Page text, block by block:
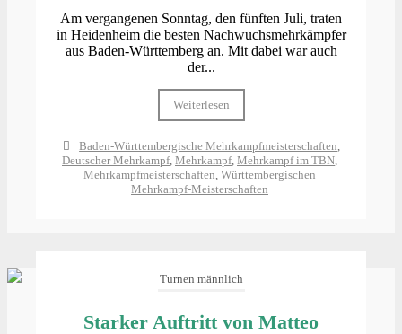
Am vergangenen Sonntag, den fünften Juli, traten
in Heidenheim die besten Nachwuchsmehrkämpfer
aus Baden‑Württemberg an. Mit dabei war auch
der...
Weiterlesen
Baden-Württembergische Mehrkampfmeisterschaften
Deutscher Mehrkampf, Mehrkampf, Mehrkampf im TBN
Mehrkampfmeisterschaften Württembergischen
Mehrkampf-Meisterschaften
Turnen männlich
Starker Auftritt von Matteo